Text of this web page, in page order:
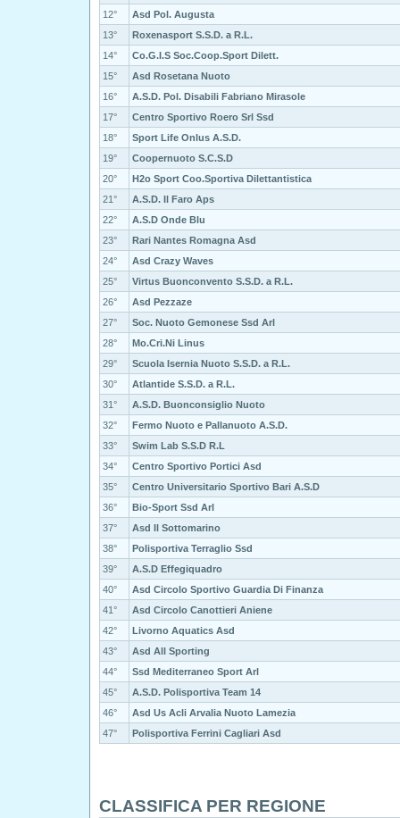
12°
Asd Pol. Augusta
13°
Roxenasport S.S.D. a R.L.
14°
Co.G.I.S Soc.Coop.Sport Dilett.
15°
Asd Rosetana Nuoto
16°
A.S.D. Pol. Disabili Fabriano Mirasole
17°
Centro Sportivo Roero Srl Ssd
18°
Sport Life Onlus A.S.D.
19°
Coopernuoto S.C.S.D
20°
H2o Sport Coo.Sportiva Dilettantistica
21°
A.S.D. Il Faro Aps
22°
A.S.D Onde Blu
23°
Rari Nantes Romagna Asd
24°
Asd Crazy Waves
25°
Virtus Buonconvento S.S.D. a R.L.
26°
Asd Pezzaze
27°
Soc. Nuoto Gemonese Ssd Arl
28°
Mo.Cri.Ni Linus
29°
Scuola Isernia Nuoto S.S.D. a R.L.
30°
Atlantide S.S.D. a R.L.
31°
A.S.D. Buonconsiglio Nuoto
32°
Fermo Nuoto e Pallanuoto A.S.D.
33°
Swim Lab S.S.D R.L
34°
Centro Sportivo Portici Asd
35°
Centro Universitario Sportivo Bari A.S.D
36°
Bio-Sport Ssd Arl
37°
Asd Il Sottomarino
38°
Polisportiva Terraglio Ssd
39°
A.S.D Effegiquadro
40°
Asd Circolo Sportivo Guardia Di Finanza
41°
Asd Circolo Canottieri Aniene
42°
Livorno Aquatics Asd
43°
Asd All Sporting
44°
Ssd Mediterraneo Sport Arl
45°
A.S.D. Polisportiva Team 14
46°
Asd Us Acli Arvalia Nuoto Lamezia
47°
Polisportiva Ferrini Cagliari Asd
CLASSIFICA PER REGIONE